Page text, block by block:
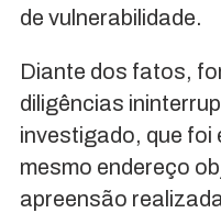
de vulnerabilidade.
Diante dos fatos,
diligências
investigado, que foi
mesmo endereço
apreensão